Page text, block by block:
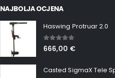
NAJBOLJA OCJENA
Haswing Protruar 2.0
5.00 out of 5
666,00 €